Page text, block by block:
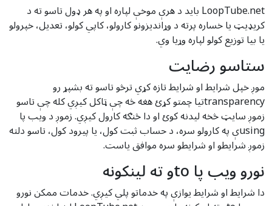
LoopTube.net باید د هرې موخې لپاره او په هر ډول تاسو ته د
کریډیټ یا خساره پرته د وړاندیزونو کارولو، کاپي کولو، تعدیل، خپرولو
یا بیا توزیع کولو لپاره وړیا وي.
ستاسو رضایت
موږ خپل شرایط او شرایط تازه کړي ترڅو تاسو ته بشپړ رو
transparencyتیا چمتو کړئ هغه څه چې ټاکل کیږي کله چې تاسو
زموږ سایټ څخه لیدنه کوئ او دا څنګه کارول کیږي. زموږ د ویب پا
usingې په کارولو سره، د حساب ثبت کول، یا پیرود کول، تاسو دلته
زموږ شرایطو او شرایطو سره موافق یاست.
نورو ویب پا toو ته لینکونه
دا شرایط او شرایط یوازې په خدماتو پلي کیږي. خدمات ممکن نورو